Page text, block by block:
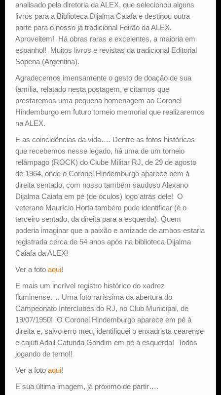
analisado pela diretoria da ALEX, que selecionou alguns
livros para a Biblioteca Dijalma Caiafa e destinou outra
parte para o nosso já tradicional Feirão da ALEX.
Aproveitem! Há obras raras e excelentes, a maioria em
espanhol! Muitos livros e revistas da tradicional Editorial
Sopena (Argentina).
Agradecemos imensamente o gesto de doação de sua
família, relatado nesta postagem, e citamos que
prestaremos uma pequena homenagem ao Coronel
Hindemburgo em futuro torneio memorial que realizaremos
na ALEX.
E as coincidências da vida…. Dentre as fotos históricas
que recebemos nesse legado, há uma de um torneio
relâmpago (ROCK) do Clube Militar RJ, de 29 de agosto
de 1964, onde o Coronel Hindemburgo aparece bem à
direita sentado, com nosso também saudoso Alexano
Dijalma Caiafa em pé (de óculos) logo atrás dele! O
veterano Maurício Horta também pude identificar (é o
terceiro sentado, da direita para a esquerda). Quem
poderia imaginar que a paixão e amizade de ambos estaria
registrada cerca de 54 anos após na biblioteca Dijalma
Caiafa da ALEX!
Ver a foto aqui!
E mais um incrível registro histórico do xadrez
fluminense…. Uma foto raríssima da abertura do
Campeonato Interclubes do RJ, no Club Municipal, de
19/07/1950! O Coronel Hindemburgo aparece em pé à
direita e, salvo erro meu, identifiquei o enxadrista cearense
e cajuti Adail Catunda Gondim em pé à esquerda! Todos
jogando de terno!!
Ver a foto aqui!
E sua última imagem, já próximo de partir….